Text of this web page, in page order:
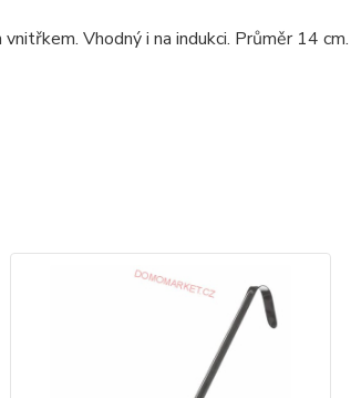
Vhodný i na indukci. Průměr 14 cm.